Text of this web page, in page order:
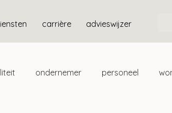
carrière advieswijzer
ondernemer personeel